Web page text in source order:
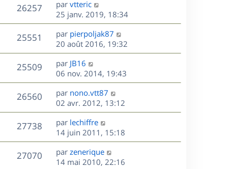
n
i
e
r
m
e
s
s
a
g
e
26257V
u
s
D
e
r
n
i
e
r
m
e
s
s
a
g
e
par vtteric
25 janv. 2019, 18:34
25551
u
s
D
e
r
n
i
e
r
m
e
s
s
a
g
e
par pierpoljak87
20 août 2016, 19:32
25509V
u
s
D
e
r
n
i
e
r
m
e
s
s
par JB16
06 nov. 2014, 19:43
26560V
u
e
s
D
e
r
n
i
e
r
m
par nono.vtt87
02 avr. 2012, 13:12
27738V
u
D
e
r
n
i
par lechiffre
14 juin 2011, 15:18
27070V
D
e
par zenerique
14 mai 2010, 22:16